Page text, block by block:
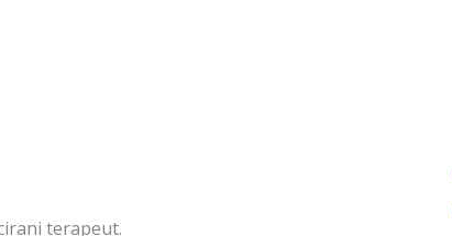
terapeut.